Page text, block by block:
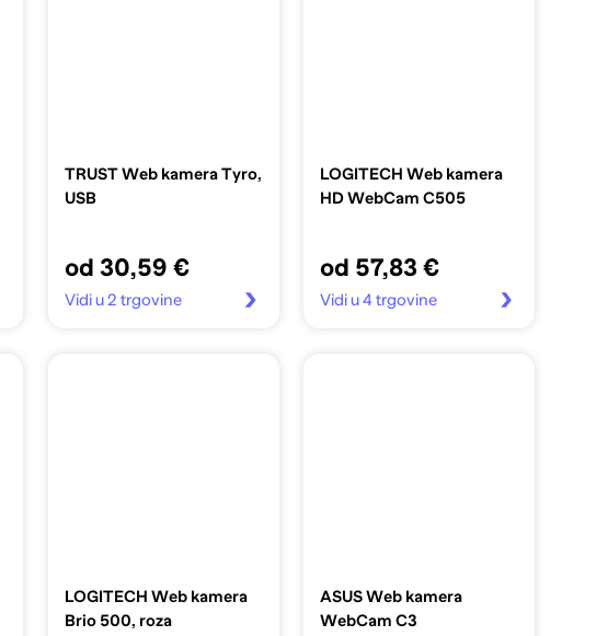
TRUST Web kamera Tyro,
USB
od 30,59 €
Vidi u 2 trgovine
LOGITECH Web kamera
HD WebCam C505
od 57,83 €
Vidi u 4 trgovine
LOGITECH Web kamera
Brio 500, roza
ASUS Web kamera
WebCam C3